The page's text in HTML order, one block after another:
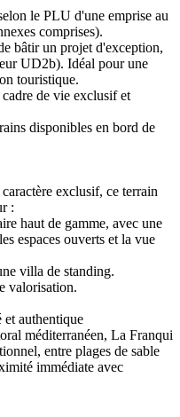
le PLU d'une emprise au
comprises).
bâtir un projet d'exception,
UD2b). Idéal pour une
touristique.
de vie exclusif et
disponibles en bord de
exclusif, ce terrain
:
haut de gamme, avec une
espaces ouverts et la vue
villa de standing.
valorisation.
authentique
méditerranéen, La Franqui
entre plages de sable
immédiate avec